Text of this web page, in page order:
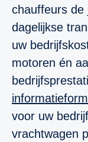
chauffeurs de
dagelijkse
uw
motoren én
voor uw
vrachtwagen